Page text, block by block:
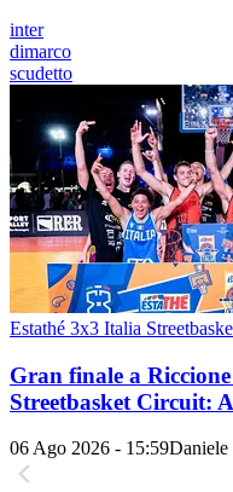
inter
dimarco
scudetto
Estathé 3x3 Italia
Gran finale a
Streetbasket Circuit:
06 Ago 2026 - 15:59